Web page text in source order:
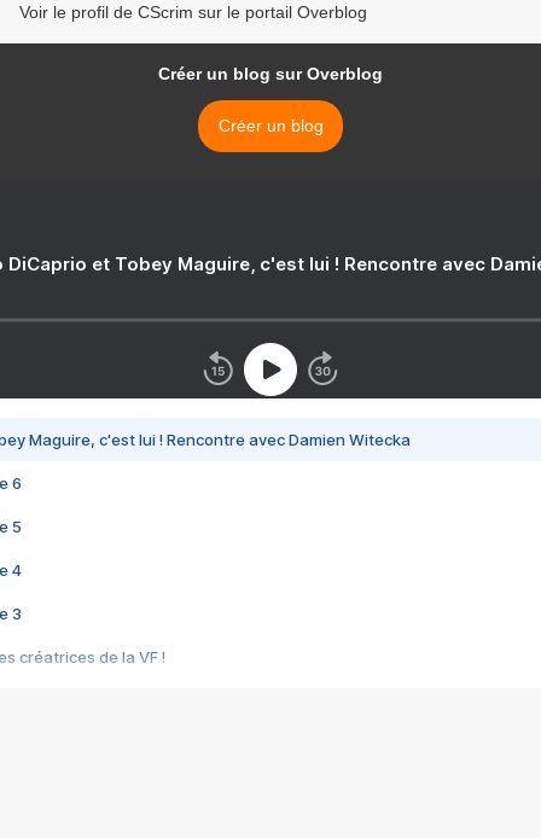
Voir le profil de CScrim sur le portail Overblog
Créer un blog sur Overblog
Créer un blog
DiCaprio et Tobey Maguire, c'est lui ! Rencontre avec
Maguire, c'est lui ! Rencontre avec Damien Witecka
6
5
4
3
créatrices de la VF !